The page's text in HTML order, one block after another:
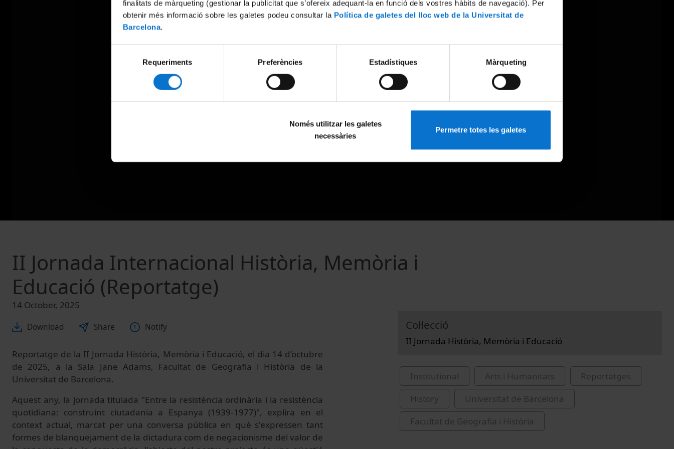
finalitats de màrqueting (gestionar la publicitat que s’ofereix adequant-la en funció dels vostres hàbits de navegació). Per
obtenir més informació sobre les galetes podeu consultar la Política de galetes del lloc web de la Universitat de
Barcelona.
consentiment
Requeriments Preferències Estadístiques Màrqueting
Només utilitzar les galetes
necessàries
Permetre totes les galetes
II Jornada Internacional Història, Memòria i
Educació (Reportatge)
14 October, 2025
Download Share Notify
Reportatge de la II Jornada Història, Memòria i Educació, el dia 14 d’octubre
de 2025, a la Sala Jane Adams, Facultat de Geografia i Història de la
Universitat de Barcelona.
Aquest any, la jornada titulada "Entre la resistència ordinària i la resistència
quotidiana: construint ciutadania a Espanya (1939-1977)", explira en el
context actual, marcat per una conversa pública en què s'expressen tant
formes de blanquejament de la dictadura com de negacionisme del valor de
Col·lecció
II Jornada Història, Memòria i Educació
Institutional Arts i Humanitats
Reportatges
History
Universitat de Barcelona
Facultat de Geografia i Història